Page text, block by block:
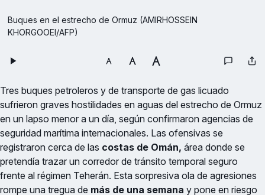
Buques en el estrecho de Ormuz (AMIRHOSSEIN
KHORGOOEI/AFP)
Tres buques petroleros y de transporte de gas licuado
sufrieron graves hostilidades en aguas del estrecho de Ormuz
en un lapso menor a un día, según confirmaron agencias de
seguridad marítima internacionales. Las ofensivas se
registraron cerca de las costas de Omán, área donde se
pretendía trazar un corredor de tránsito temporal seguro
frente al régimen Teherán. Esta sorpresiva ola de agresiones
rompe una tregua de más de una semana y pone en riesgo